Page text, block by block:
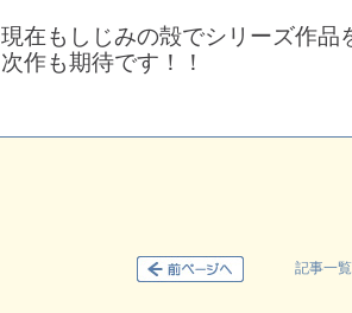
現在もしじみの殻でシリーズ作品
次作も期待です！！
記事一覧